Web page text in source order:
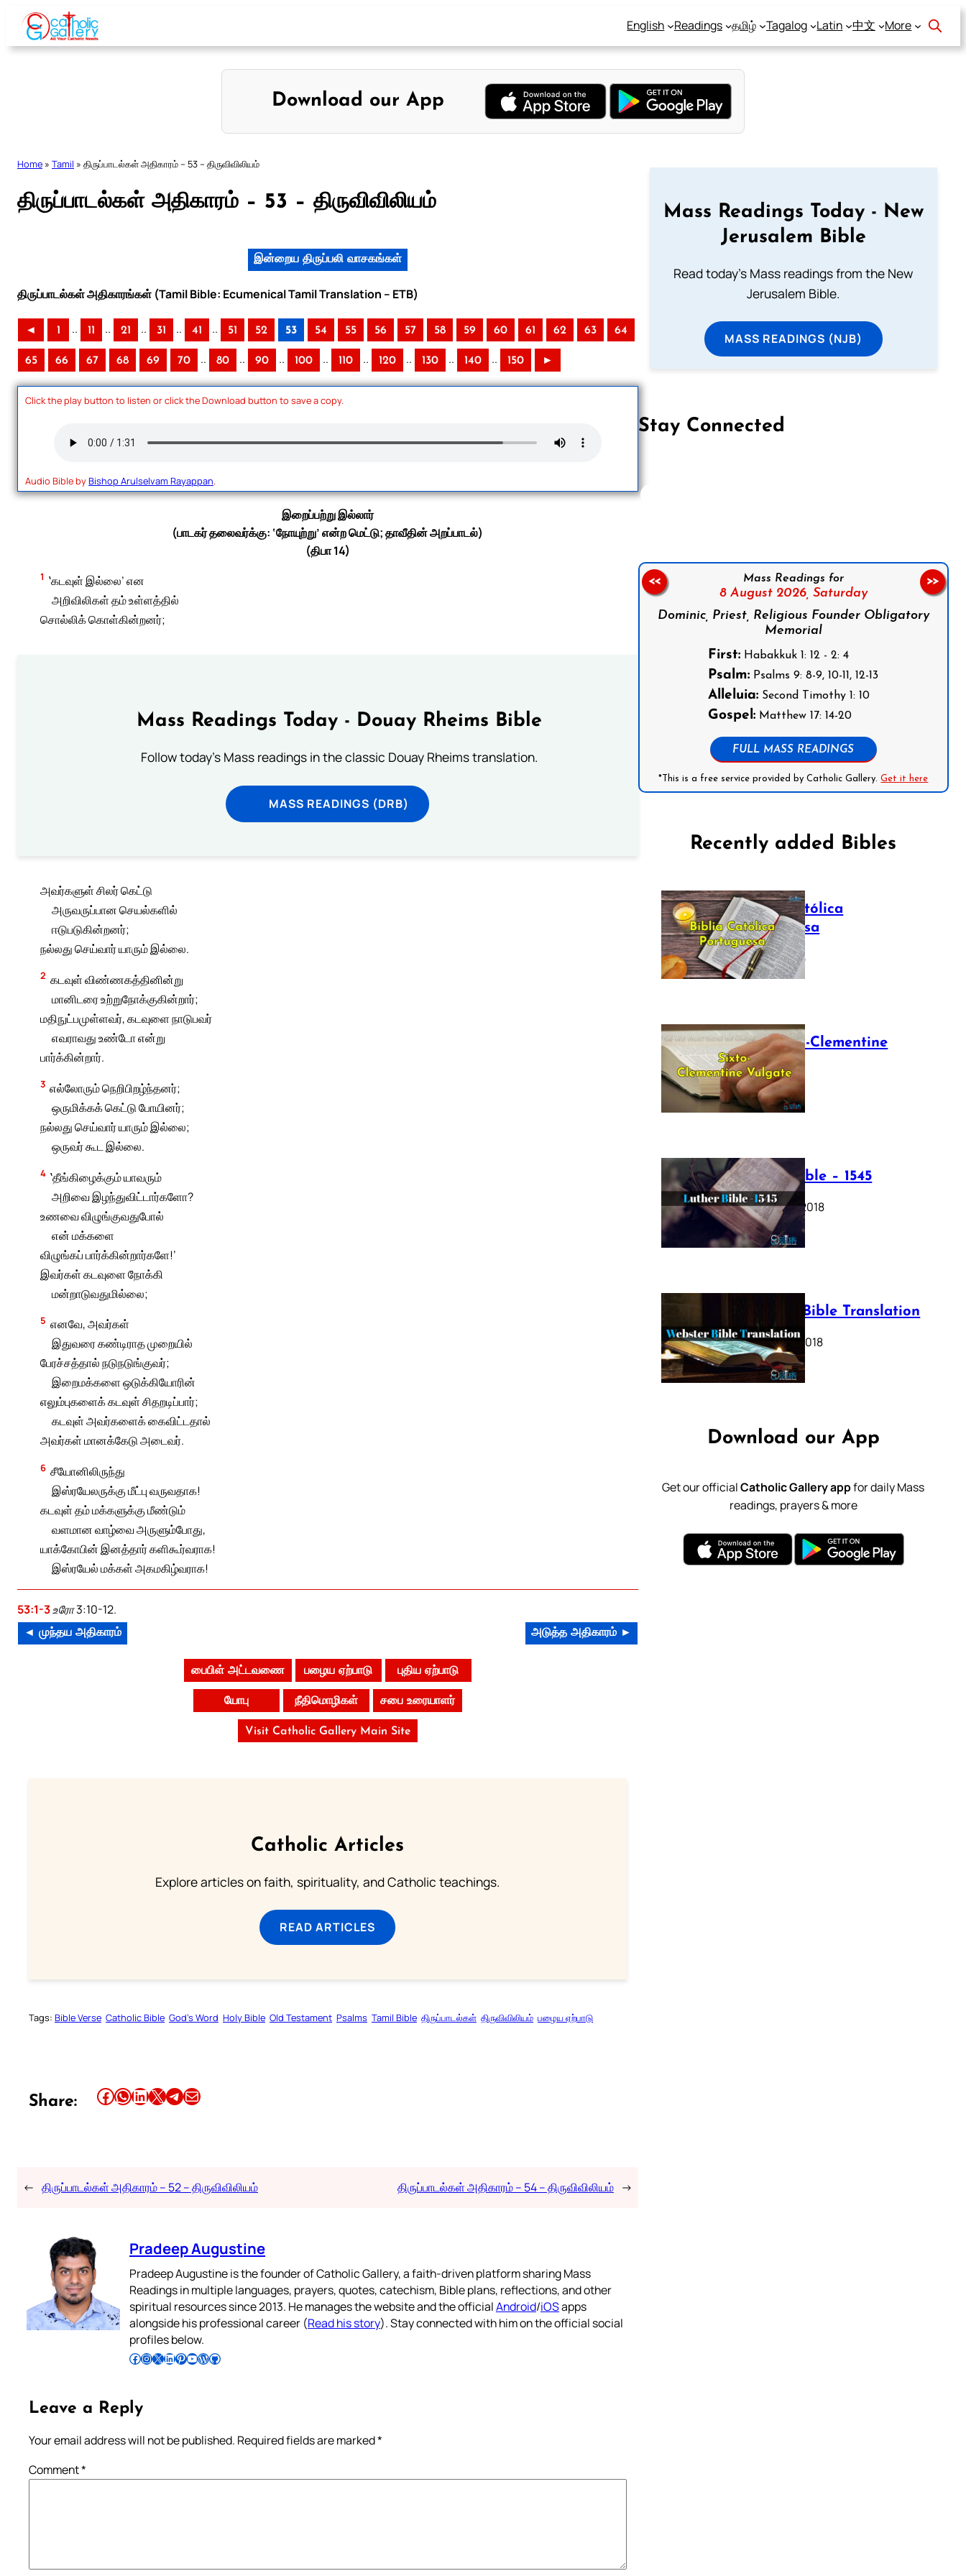
Skip
content
English Readings தமிழ் Tagalog Latin 中文 More
Download our App
Home » Tamil » திருப்பாடல்கள் அதிகாரம் – 53 – திருவிவிலியம்
திருப்பாடல்கள் அதிகாரம் – 53 – திருவிவிலியம்
இன்றைய திருப்பலி வாசகங்கள்
திருப்பாடல்கள் அதிகாரங்கள் (Tamil Bible: Ecumenical Tamil Translation – ETB)
◄ 1 .. 11 .. 21 .. 31 .. 41 .. 51 52 53 54 55 56 57 58 59 60 61 62 63 64
65 66 67 68 69 70 .. 80 .. 90 .. 100 .. 110 .. 120 .. 130 .. 140 .. 150 ►
Click the play button to listen or click the Download button to save a copy.
Audio Bible byBishop Arulselvam Rayappan.
இறைப்பற்று இல்லார்
(பாடகர் தலைவர்க்கு: ‘நோயுற்று’ என்ற மெட்டு; தாவீதின் அறப்பாடல்)
(திபா 14)
1 ‛கடவுள் இல்லை’ என
அறிவிலிகள் தம் உள்ளத்தில்
சொல்லிக் கொள்கின்றனர்;
Mass Readings Today - Douay Rheims Bible
Follow today's Mass readings in the classic Douay Rheims translation.
MASS READINGS (DRB)
அவர்களுள் சிலர் கெட்டு
அருவருப்பான செயல்களில்
ஈடுபடுகின்றனர்;
நல்லது செய்வார் யாரும் இல்லை.
2 கடவுள் விண்ணகத்தினின்று
மானிடரை உற்றுநோக்குகின்றார்;
மதிநுட்பமுள்ளவர், கடவுளை நாடுபவர்
எவராவது உண்டோ என்று
பார்க்கின்றார்.
3 எல்லோரும் நெறிபிறழ்ந்தனர்;
ஒருமிக்கக் கெட்டு போயினர்;
நல்லது செய்வார் யாரும் இல்லை;
ஒருவர் கூட இல்லை.
4 ‛தீங்கிழைக்கும் யாவரும்
அறிவை இழந்துவிட்டார்களோ?
உணவை விழுங்குவதுபோல்
என் மக்களை
விழுங்கப் பார்க்கின்றார்களே!’
இவர்கள் கடவுளை நோக்கி
மன்றாடுவதுமில்லை;
5 எனவே, அவர்கள்
இதுவரை கண்டிராத முறையில்
பேரச்சத்தால் நடுநடுங்குவர்;
இறைமக்களை ஒடுக்கியோரின்
எலும்புகளைக் கடவுள் சிதறடிப்பார்;
கடவுள் அவர்களைக் கைவிட்டதால்
அவர்கள் மானக்கேடு அடைவர்.
6 சீயோனிலிருந்து
இஸ்ரயேலருக்கு மீட்பு வருவதாக!
கடவுள் தம் மக்களுக்கு மீண்டும்
வளமான வாழ்வை அருளும்போது,
யாக்கோபின் இனத்தார் களிகூர்வராக!
இஸ்ரயேல் மக்கள் அகமகிழ்வராக!
53:1-3உரோ 3:10-12.
◄ முந்தய அதிகாரம் அடுத்த அதிகாரம் ►
பைபிள் அட்டவணை பழைய ஏற்பாடு புதிய ஏற்பாடு
யோபு நீதிமொழிகள் சபை உரையாளர்
Visit Catholic Gallery Main Site
Catholic Articles
Explore articles on faith, spirituality, and Catholic teachings.
READ ARTICLES
Tags: Bible Verse Catholic Bible God’s Word Holy Bible Old Testament Psalms Tamil Bible திருப்பாடல்கள் திருவிவிலியம் பழைய ஏற்பாடு
Share: Share this article on Facebook Share this article on WhatsApp Share this article on LinkedIn Share this article on X Share this article on TelegramEmail this Article
← திருப்பாடல்கள் அதிகாரம் – 52 – திருவிவிலியம் திருப்பாடல்கள் அதிகாரம் – 54 – திருவிவிலியம் →
Pradeep Augustine
Pradeep Augustine is the founder of Catholic Gallery, a faith-driven platform sharing Mass
Readings in multiple languages, prayers, quotes, catechism, Bible plans, reflections, and other
spiritual resources since 2013. He manages the website and the officialAndroid/iOSapps
alongside his professional career (Read his story). Stay connected with him on the official social
profiles below.
Follow Pradeep on Facebook Follow Pradeep on InstagramFollow Pradeep on X Follow Pradeep on LinkedIn Follow Pradeep on Pinterest Subscribe to Pradeep’s Youtube Channel Follow Pradeep on WordPress Follow Pradeep on GitHub
Leave a Reply
Your email address will not be published. Required fields are marked*
Comment*
Mass Readings Today - New
Jerusalem Bible
Read today's Mass readings from the New
Jerusalem Bible.
MASS READINGS (NJB)
Stay Connected
Follow us on Facebook
Mass Readings for
8 August 2026, Saturday
Dominic, Priest, Religious Founder Obligatory
Memorial
First: Habakkuk 1: 12 - 2: 4
Psalm: Psalms 9: 8-9, 10-11, 12-13
Alleluia: Second Timothy 1: 10
Gospel: Matthew 17: 14-20
FULL MASS READINGS
*This is a free service provided by Catholic Gallery.Get it here
<< >>
Recently added Bibles
Bíblia Católica
Portuguesa
July 16, 2025
The Sixto-Clementine
Vulgate
July 12, 2025
Luther Bible – 1545
October 17, 2018
Webster Bible Translation
October 11, 2018
Download our App
Get our officialCatholic Gallery appfor daily Mass
readings, prayers & more